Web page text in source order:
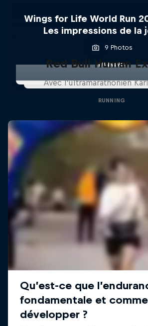
Wings for Life World Run
Les impressions de la
9 Photos
RUNNING
Red Bull Human
Avec l’ultramarathonien
RUNNING